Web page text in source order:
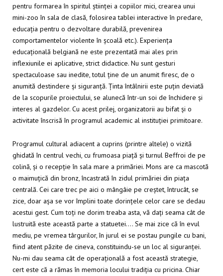
pentru formarea în spiritul științei a copiilor mici, crearea unui
mini-zoo în sala de clasă, folosirea tablei interactive în predare,
educația pentru o dezvoltare durabilă, prevenirea
comportamentelor violente în școală etc.). Experiența
educațională belgiană ne este prezentată mai ales prin
inflexiunile ei aplicative, strict didactice. Nu sunt gesturi
spectaculoase sau inedite, totul ține de un anumit firesc, de o
anumită destindere și siguranță. Ținta întâlnirii este puțin deviată
de la scopurile proiectului, se alunecă într-un soi de închidere și
interes al gazdelor. Cu acest prilej, organizatorii au bifat și o
activitate înscrisă în programul academic al instituției primitoare.
Programul cultural adiacent a cuprins (printre altele) o vizită
ghidată în centrul vechi, cu frumoasa piață și turnul Beffroi de pe
colină, și o recepție în sala mare a primăriei. Mons are ca mascotă
o maimuțică din bronz, încastrată în zidul primăriei din piața
centrală. Cei care trec pe aici o mângâie pe creștet, întrucât, se
zice, doar așa se vor împlini toate dorințele celor care se dedau
acestui gest. Cum toți ne dorim treaba asta, vă dați seama cât de
lustruită este această parte a statuetei…. Se mai zice că în evul
mediu, pe vremea târgurilor, în jurul ei se postau pungile cu bani,
fiind atent păzite de cineva, constituindu-se un loc al siguranței.
Nu-mi dau seama cât de operațională a fost această strategie,
cert este că a rămas în memoria locului tradiția cu pricina. Chiar